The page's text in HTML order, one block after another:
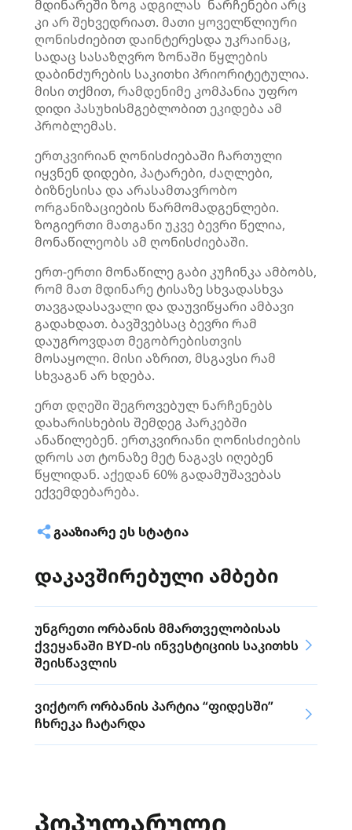
მდინარეში ზოგ ადგილას ნარჩენები არც
კი არ შეხვედრიათ. მათი ყოველწლიური
ღონისძიებით დაინტერესდა უკრაინაც,
სადაც სასაზღვრო ზონაში წყლების
დაბინძურების საკითხი პრიორიტეტულია.
მისი თქმით, რამდენიმე კომპანია უფრო
დიდი პასუხისმგებლობით ეკიდება ამ
პრობლემას.
ერთკვირიან ღონისძიებაში ჩართული
იყვნენ დიდები, პატარები, ძაღლები,
ბიზნესისა და არასამთავრობო
ორგანიზაციების წარმომადგენლები.
ზოგიერთი მათგანი უკვე ბევრი წელია,
მონაწილეობს ამ ღონისძიებაში.
ერთ-ერთი მონაწილე გაბი კუჩინკა ამბობს,
რომ მათ მდინარე ტისაზე სხვადასხვა
თავგადასავალი და დაუვიწყარი ამბავი
გადახდათ. ბავშვებსაც ბევრი რამ
დაუგროვდათ მეგობრებისთვის
მოსაყოლი. მისი აზრით, მსგავსი რამ
სხვაგან არ ხდება.
ერთ დღეში შეგროვებულ ნარჩენებს
დახარისხების შემდეგ პარკებში
ანაწილებენ. ერთკვირიანი ღონისძიების
დროს ათ ტონაზე მეტ ნაგავს იღებენ
წყლიდან. აქედან 60% გადამუშავებას
ექვემდებარება.
ᲒᲐᲐᲖᲘᲐᲠᲔ ᲔᲡ ᲡᲢᲐᲢᲘᲐ
დაკავშირებული ამბები
უნგრეთი ორბანის მმართველობისას
ქვეყანაში BYD-ის ინვესტიციის საკითხს
შეისწავლის
ვიქტორ ორბანის პარტია “ფიდესში”
ჩხრეკა ჩატარდა
ᲞᲝᲞᲣᲚᲐᲠᲣᲚᲘ